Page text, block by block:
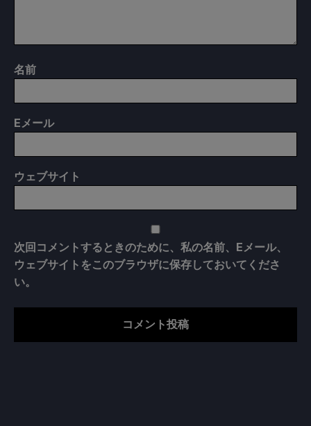
名前
Eメール
ウェブサイト
次回コメントするときのために、私の名前、Eメール、
ウェブサイトをこのブラウザに保存しておいてくださ
い。